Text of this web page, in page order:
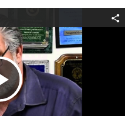
Play Video